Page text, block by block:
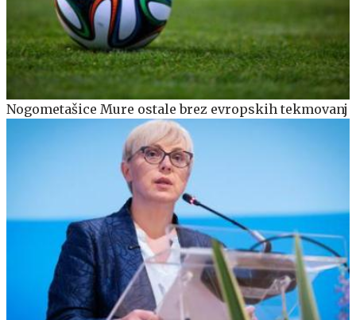
Nogometašice Mure ostale brez evropskih tekmovanj